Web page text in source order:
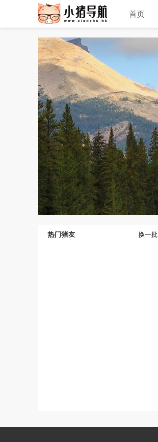
首页
热门猪友 换一批